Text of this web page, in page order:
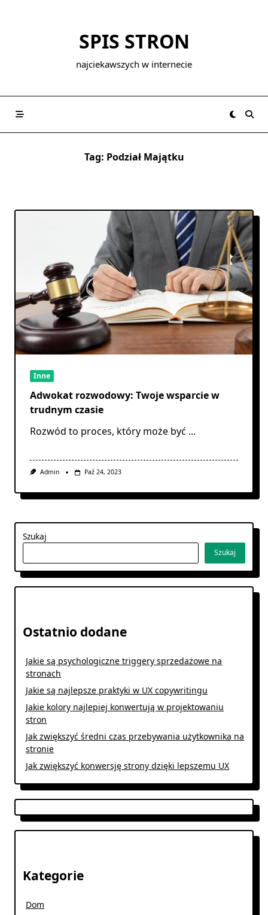
SPIS STRON
najciekawszych w internecie
Tag: Podział Majątku
Inne
Adwokat rozwodowy: Twoje wsparcie w
trudnym czasie
Rozwód to proces, który może być ...
Admin Paź 24, 2023
Szukaj
Szukaj
Ostatnio dodane
Jakie są psychologiczne triggery sprzedażowe na
stronach
Jakie są najlepsze praktyki w UX copywritingu
Jakie kolory najlepiej konwertują w projektowaniu
stron
Jak zwiększyć średni czas przebywania użytkownika na
stronie
Jak zwiększyć konwersję strony dzięki lepszemu UX
Kategorie
Dom